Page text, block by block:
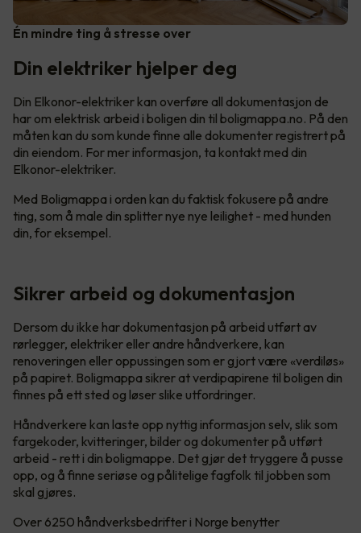
Én mindre ting å stresse over
Din elektriker hjelper deg
Din Elkonor-elektriker kan overføre all dokumentasjon de
har om elektrisk arbeid i boligen din til boligmappa.no. På den
måten kan du som kunde finne alle dokumenter registrert på
din eiendom. For mer informasjon, ta kontakt med din
Elkonor-elektriker.
Med Boligmappa i orden kan du faktisk fokusere på andre
ting, som å male din splitter nye nye leilighet - med hunden
din, for eksempel.
Sikrer arbeid og dokumentasjon
Dersom du ikke har dokumentasjon på arbeid utført av
rørlegger, elektriker eller andre håndverkere, kan
renoveringen eller oppussingen som er gjort være «verdiløs»
på papiret. Boligmappa sikrer at verdipapirene til boligen din
finnes på ett sted og løser slike utfordringer.
Håndverkere kan laste opp nyttig informasjon selv, slik som
fargekoder, kvitteringer, bilder og dokumenter på utført
arbeid - rett i din boligmappe. Det gjør det tryggere å pusse
opp, og å finne seriøse og pålitelige fagfolk til jobben som
skal gjøres.
Over 6250 håndverksbedrifter i Norge benytter